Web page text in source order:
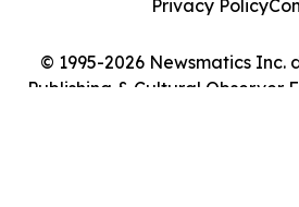
© 1995-2026 Newsmatics Inc.
Publishing & Cultural Observer
Privacy Policy